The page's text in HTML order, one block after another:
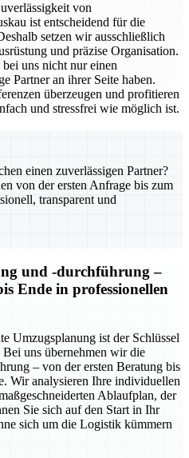
von
ist entscheidend für die
setzen wir ausschließlich
und präzise Organisation.
uns nicht nur einen
Partner an ihrer Seite haben.
überzeugen und profitieren
und stressfrei wie möglich ist.
einen zuverlässigen Partner?
von der ersten Anfrage bis zum
transparent und
und -durchführung –
Ende in professionellen
Umzugsplanung ist der Schlüssel
uns übernehmen wir die
– von der ersten Beratung bis
Wir analysieren Ihre individuellen
Ablaufplan, der
Sie sich auf den Start in Ihr
sich um die Logistik kümmern